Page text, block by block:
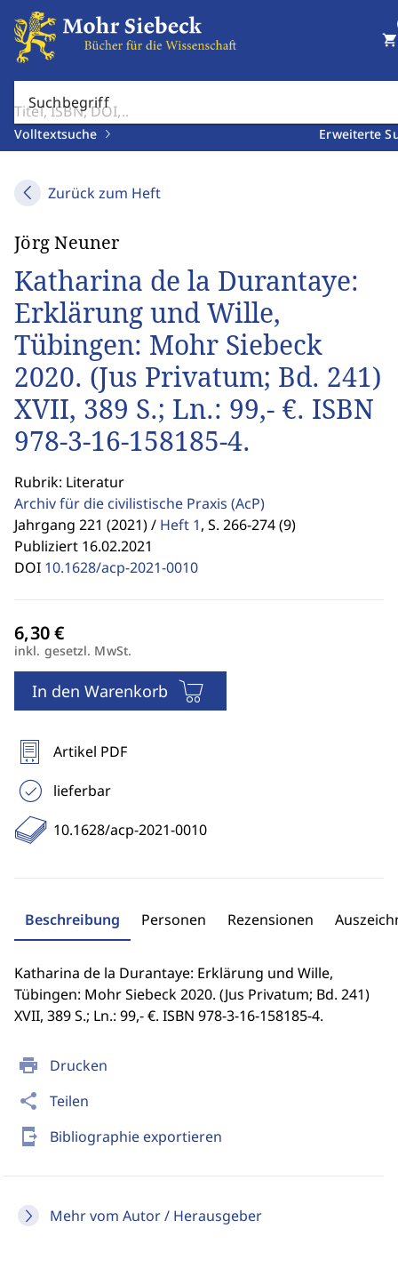
Suchbegriff
Volltextsuche Erweiterte
shopping_cart
Zurück zum Heft
print Drucken
share Teilen
send_to_mobile Bibliographie exportieren
Mehr vom Autor / Herausgeber
Jörg Neuner
Katharina de la Durantaye:
Erklärung und Wille,
Tübingen: Mohr Siebeck
2020. (Jus Privatum; Bd. 241)
XVII, 389 S.; Ln.: 99,- €. ISBN
978-3-16-158185-4.
Rubrik: Literatur
Archiv für die civilistische Praxis (AcP)
Jahrgang 221 (2021) / Heft 1, S. 266-274 (9)
Publiziert 16.02.2021
DOI 10.1628/acp-2021-0010
inkl. gesetzl. MwSt.
In den Warenkorb
Artikel PDF
lieferbar
10.1628/acp-2021-0010
Beschreibung Personen Rezensionen
Katharina de la Durantaye: Erklärung und Wille,
Tübingen: Mohr Siebeck 2020. (Jus Privatum; Bd. 241)
XVII, 389 S.; Ln.: 99,- €. ISBN 978-3-16-158185-4.